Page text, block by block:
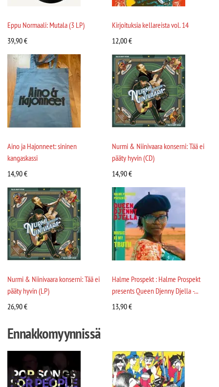
Eppu Normaali: Mutala (3 LP)
39,90€
Kirjoituksia kellareista vol. 14
12,00€
Aino ja Hajonneet: sininen
kangaskassi
14,90€
Nurmi & Niinivaara konserni: Tää ei
pääty hyvin (CD)
14,90€
Nurmi & Niinivaara konserni: Tää ei
pääty hyvin (LP)
26,90€
Halme Prospekt : Halme Prospekt
presents Queen Djenny Djella -...
13,90€
Ennakkomyynnissä